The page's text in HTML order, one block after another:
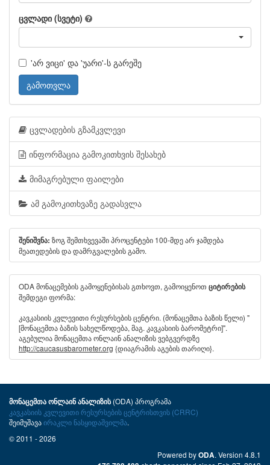
ცვლადი (სვეტი)
'არ ვიცი' და 'უარი'-ს გარეშე
გამოთვლა
ცვლადების გზამკვლევი
ინფორმაცია გამოკითხვის შესახებ
მიმაგრებული ფაილები
ამ გამოკითხვაზე გადასვლა
შენიშვნა: ზოგ შემთხვევაში პროცენტები 100-მდე არ ჯამდება
მეათედების და დამრგვალების გამო.
ODA მონაცემების გამოყენებისას გთხოვთ, გამოიყენოთ ციტირების
შემდეგი ფორმა:
კავკასიის კვლევითი რესურსების ცენტრი. (მონაცემთა ბაზის წელი) "
[მონაცემთა ბაზის სახელწოდება, მაგ. კავკასიის ბარომეტრი]".
აგებულია მონაცემთა ონლაინ ანალიზის ვებგვერდზე
http://caucasusbarometer.org {დიაგრამის აგების თარიღი}.
მონაცემთა ონლაინ ანალიზის(ODA) პროგრამა
კავკასიის კვლევითი რესურსების ცენტრისთვის (CRRC)
შეიმუშავაირაკლი ნასყიდაშვილმა.
© 2011 - 2026
Powered byODA. Version 4.8.1